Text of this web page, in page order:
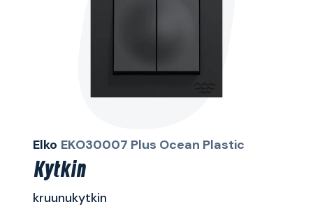
Elko EKO30007 Plus Ocean Plastic
Kytkin
kruunukytkin